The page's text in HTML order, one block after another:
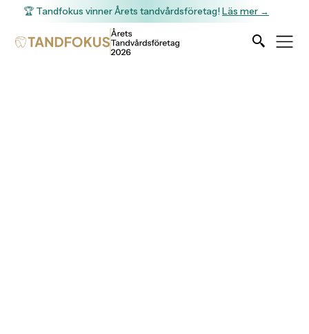
🏆 Tandfokus vinner Årets tandvårdsföretag!Läs mer →